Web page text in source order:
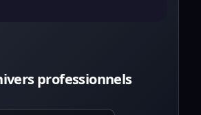
professionnels